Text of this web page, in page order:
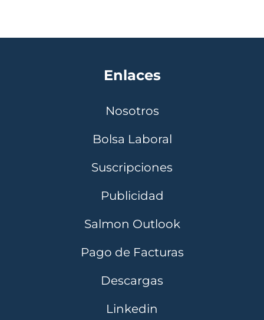
Enlaces
Nosotros
Bolsa Laboral
Suscripciones
Publicidad
Salmon Outlook
Pago de Facturas
Descargas
Linkedin